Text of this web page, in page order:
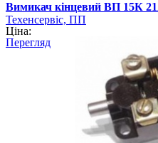
Вимикач кінцевий ВП 15К
Техенсервіс, ПП
Ціна:
Перегляд